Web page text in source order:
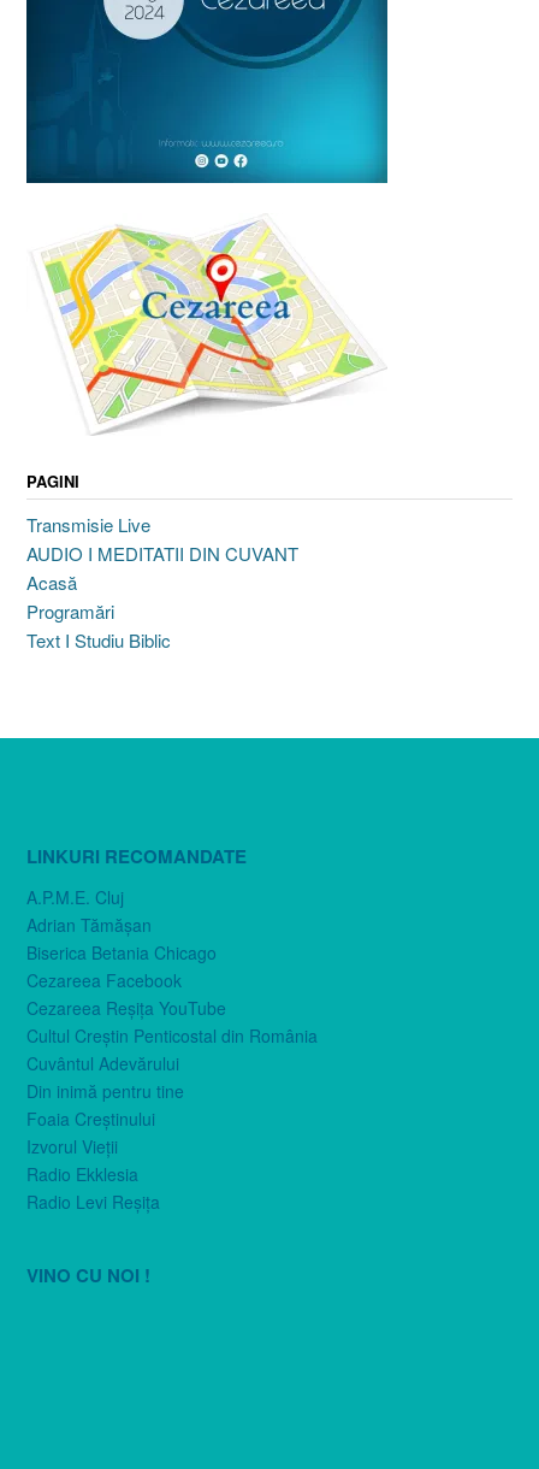
PAGINI
Transmisie Live
AUDIO I MEDITATII DIN CUVANT
Acasă
Programări
Text I Studiu Biblic
LINKURI RECOMANDATE
A.P.M.E. Cluj
Adrian Tămăşan
Biserica Betania Chicago
Cezareea Facebook
Cezareea Reşiţa YouTube
Cultul Creştin Penticostal din România
Cuvântul Adevărului
Din inimă pentru tine
Foaia Creştinului
Izvorul Vieţii
Radio Ekklesia
Radio Levi Reşiţa
VINO CU NOI !